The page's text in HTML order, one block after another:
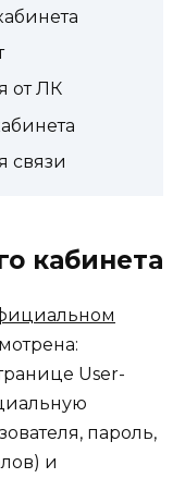
от ЛК
связи
кабинета
User-
пароль,
и